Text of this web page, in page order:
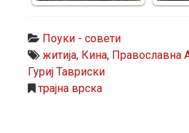
Поуки - совети
житија, Кина, Православна
Гуриј Тавриски
трајна врска